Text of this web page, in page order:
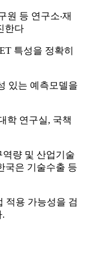
등 연구소‧재
한다
특성을 정확히
있는 예측모델을
학 연구실, 국책
량 및 산업기술
국은 기술수출 등
적용 가능성을 검
.